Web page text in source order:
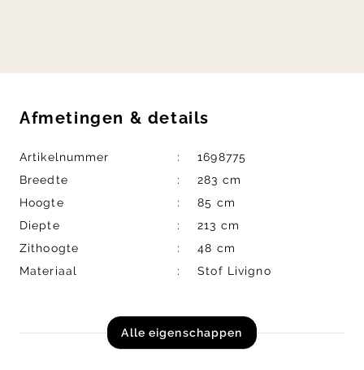
Afmetingen & details
Artikelnummer
1698775
Breedte
283 cm
Hoogte
85 cm
Diepte
213 cm
Zithoogte
48 cm
Materiaal
Stof Livigno
Alle eigenschappen